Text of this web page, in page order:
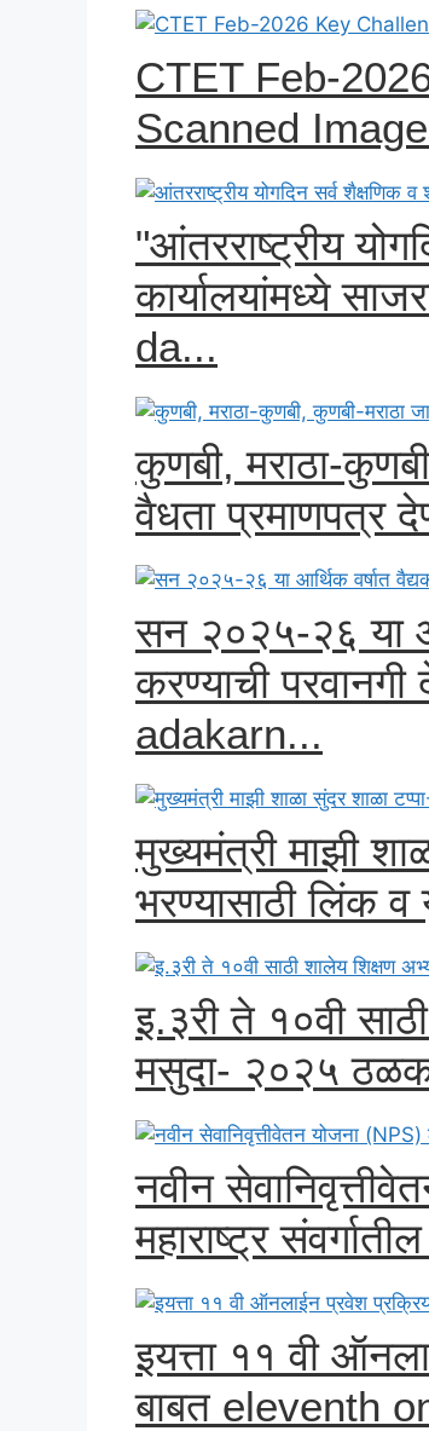
CTET Feb-
Scanned
"आंतरराष्ट्रीय
कार्यालयांमध्ये
da...
कुणबी, मराठा-
वैधता प्रमाणपत्र
सन २०२५-२६ या
करण्याची
adakarn...
मुख्यमंत्री माझी
भरण्यासाठी लिंक
इ.३री ते १०वी
मसुदा- २०२५
नवीन
महाराष्ट्र
इयत्ता ११ वी
बाबत eleventh